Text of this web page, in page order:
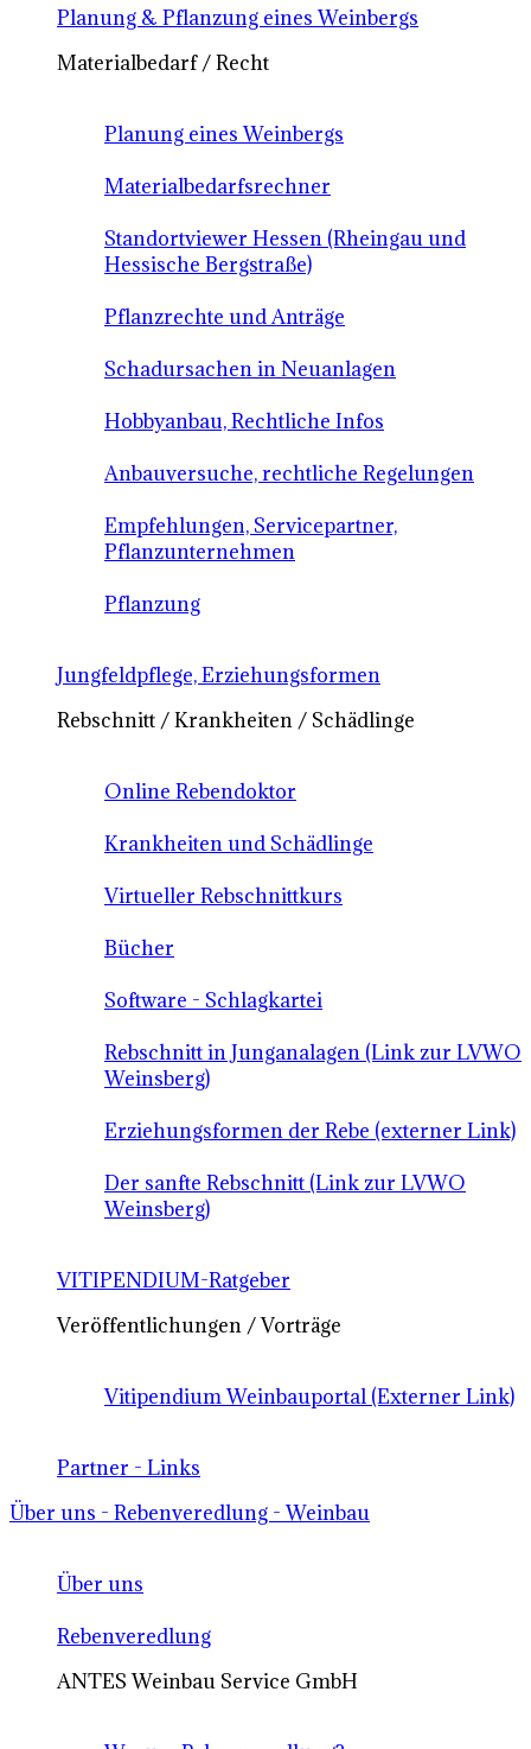
Planung & Pflanzung eines Weinbergs
Materialbedarf / Recht
Planung eines Weinbergs
Materialbedarfsrechner
Standortviewer Hessen (Rheingau und
Hessische Bergstraße)
Pflanzrechte und Anträge
Schadursachen in Neuanlagen
Hobbyanbau, Rechtliche Infos
Anbauversuche, rechtliche Regelungen
Empfehlungen, Servicepartner,
Pflanzunternehmen
Pflanzung
Jungfeldpflege, Erziehungsformen
Rebschnitt / Krankheiten / Schädlinge
Online Rebendoktor
Krankheiten und Schädlinge
Virtueller Rebschnittkurs
Bücher
Software - Schlagkartei
Rebschnitt in Junganalagen (Link zur LVWO
Weinsberg)
Erziehungsformen der Rebe (externer Link)
Der sanfte Rebschnitt (Link zur LVWO
Weinsberg)
VITIPENDIUM-Ratgeber
Veröffentlichungen / Vorträge
Vitipendium Weinbauportal (Externer Link)
Partner - Links
Über uns - Rebenveredlung - Weinbau
Über uns
Rebenveredlung
ANTES Weinbau Service GmbH